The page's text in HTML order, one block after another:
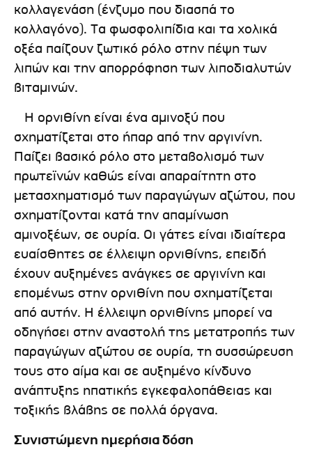
κολλαγενάση (ένζυμο που διασπά το
κολλαγόνο). Τα φωσφολιπίδια και τα χολικά
οξέα παίζουν ζωτικό ρόλο στην πέψη των
λιπών και την απορρόφηση των λιποδιαλυτών
βιταμινών.
Η ορνιθίνη είναι ένα αμινοξύ που
σχηματίζεται στο ήπαρ από την αργινίνη.
Παίζει βασικό ρόλο στο μεταβολισμό των
πρωτεϊνών καθώς είναι απαραίτητη στο
μετασχηματισμό των παραγώγων αζώτου, που
σχηματίζονται κατά την απαμίνωση
αμινοξέων, σε ουρία. Οι γάτες είναι ιδιαίτερα
ευαίσθητες σε έλλειψη ορνιθίνης, επειδή
έχουν αυξημένες ανάγκες σε αργινίνη και
επομένως στην ορνιθίνη που σχηματίζεται
από αυτήν. Η έλλειψη ορνιθίνης μπορεί να
οδηγήσει στην αναστολή της μετατροπής των
παραγώγων αζώτου σε ουρία, τη συσσώρευση
τους στο αίμα και σε αυξημένο κίνδυνο
ανάπτυξης ηπατικής εγκεφαλοπάθειας και
τοξικής βλάβης σε πολλά όργανα.
Συνιστώμενη ημερήσια δόση